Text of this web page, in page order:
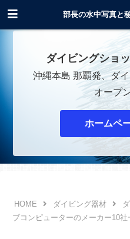
沖縄でダイビング
ダイビングショ
沖縄本島 那覇発、ダ
オープ
ホームペ
ダイビング器材
ブコンピューターのメーカー10社
部長の水中写真と